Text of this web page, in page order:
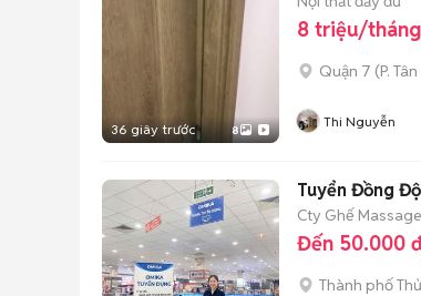
36 giây trước 8
8 triệu/tháng
Quận 7 (P.
Thi Nguyễn
Tuyển Đồng
Cty Ghế
Đến 50.000
Thành phố